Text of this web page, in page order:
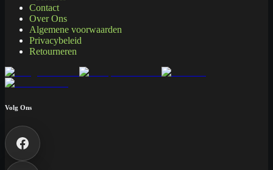
Contact
Over Ons
Algemene voorwaarden
Privacybeleid
Retourneren
Volg Ons